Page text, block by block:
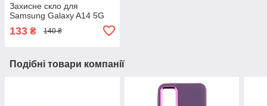
Захисне скло для
Samsung Galaxy A14 5G
133 ₴ 140 ₴
Подібні товари компанії